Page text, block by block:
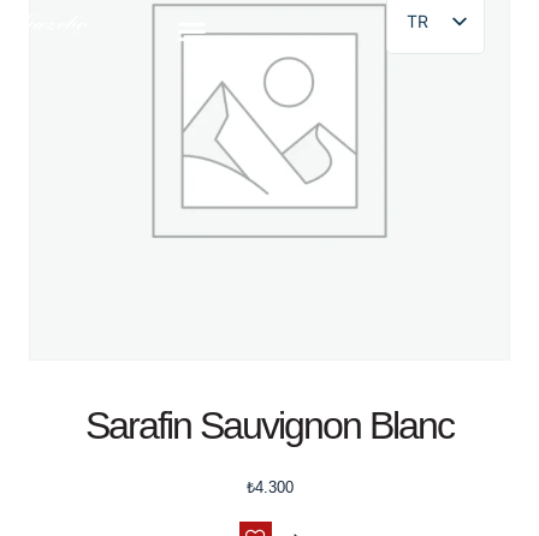
TR
Sarafin Sauvignon Blanc
₺4.300